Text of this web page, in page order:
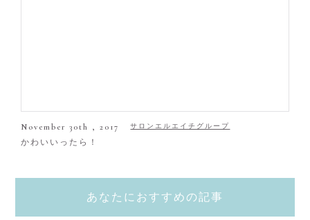
November 30th , 2017 サロンエルエイチグループ
かわいいったら！
あなたにおすすめの記事